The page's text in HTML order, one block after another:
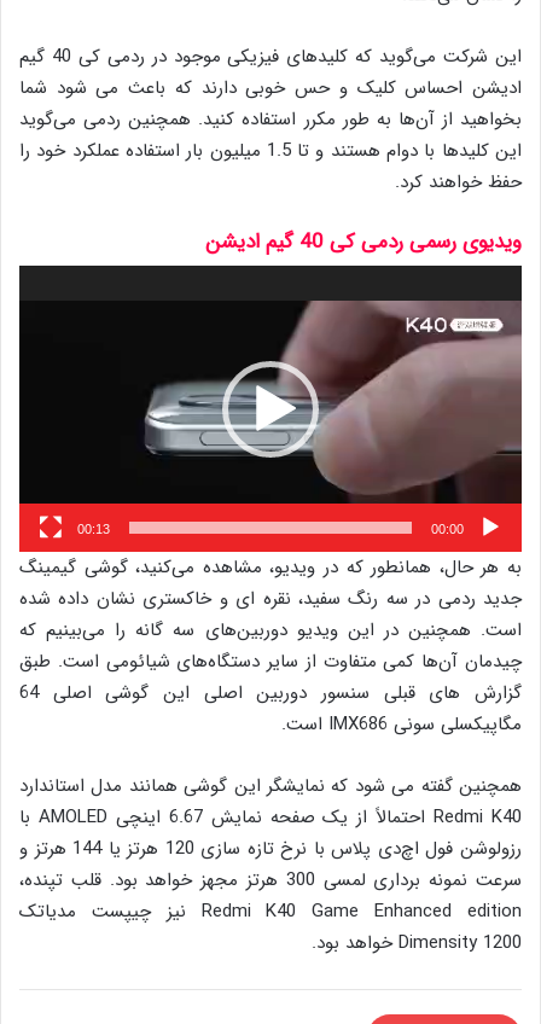
این شرکت می‌گوید که کلیدهای فیزیکی موجود در ردمی کی 40 گیم
ادیشن احساس کلیک و حس خوبی دارند که باعث می شود شما
بخواهید از آن‌ها به طور مکرر استفاده کنید. همچنین ردمی می‌گوید
این کلید‌ها با دوام هستند و تا 1.5 میلیون بار استفاده عملکرد خود را
حفظ خواهند کرد.
ویدیوی رسمی ردمی کی 40 گیم ادیشن
ویدیو
00:00
00:13
به هر حال، همانطور که در ویدیو، مشاهده می‌کنید، گوشی گیمینگ
جدید ردمی در سه رنگ سفید، نقره ای و خاکستری نشان داده شده
است. همچنین در این ویدیو دوربین‌های سه گانه را می‌بینیم که
چیدمان آن‌ها کمی متفاوت از سایر دستگاه‌های شیائومی است. طبق
گزارش های قبلی سنسور دوربین اصلی این گوشی اصلی 64
مگاپیکسلی سونی IMX686 است.
همچنین گفته می شود که نمایشگر این گوشی همانند مدل استاندارد
Redmi K40 احتمالاً از یک صفحه نمایش 6.67 اینچی AMOLED با
رزولوشن فول اچ‌دی پلاس با نرخ تازه سازی 120 هرتز یا 144 هرتز و
سرعت نمونه برداری لمسی 300 هرتز مجهز خواهد بود. قلب تپنده،
Redmi K40 Game Enhanced edition نیز چیپست مدیاتک
Dimensity 1200 خواهد بود.